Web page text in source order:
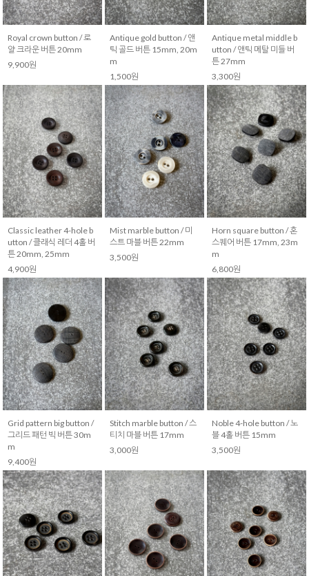
Royal crown button / 로
얄 크라운 버튼 20mm
9,900원
Antique gold button / 앤
틱 골드 버튼 15mm, 20m
m
1,500원
Antique metal middle b
utton / 앤틱 메탈 미들 버
튼 27mm
3,300원
Classic leather 4-hole b
utton / 클래식 레더 4홀 버
튼 20mm, 25mm
4,900원
Mist marble button / 미
스트 마블 버튼 22mm
3,500원
Horn square button / 혼
스퀘어 버튼 17mm, 23m
m
6,800원
Grid pattern big button /
그리드 패턴 빅 버튼 30m
m
9,400원
Stitch marble button / 스
티치 마블 버튼 17mm
3,000원
Noble 4-hole button / 노
블 4홀 버튼 15mm
3,500원